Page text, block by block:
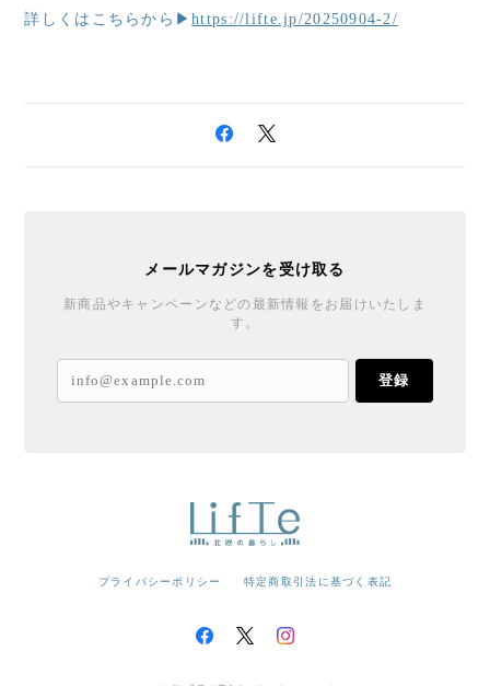
詳しくはこちらから▶https://lifte.jp/20250904-2/
メールマガジンを受け取る
新商品やキャンペーンなどの最新情報をお届けいたしま
す。
登録
プライバシーポリシー 特定商取引法に基づく表記